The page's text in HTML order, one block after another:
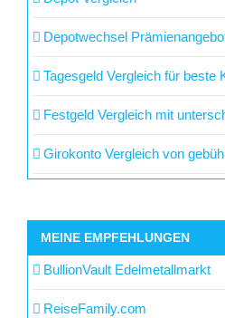
Depotwechsel
Tagesgeld Vergleich für beste
Festgeld Vergleich mit
Girokonto Vergleich von
MEINE EMPFEHLUNGEN
BullionVault Edelmetallmarkt
ReiseFamily.com